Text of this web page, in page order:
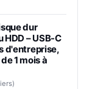
dur
– USB-C
d'entreprise,
1 mois à